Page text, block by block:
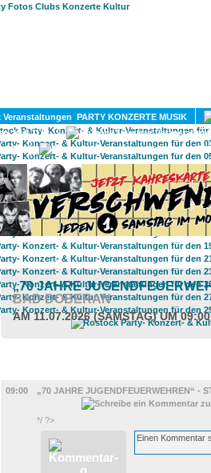
PARTY KONZERTE MUSIK
KULTUR
GAY
„70 JAHRE
BAD DOBERAN
AM 11.07.2026 (SAMSTAG) UM
09:00
„70 JAHRE JUGENDFEUERWEHREN“ -
*/ ?>